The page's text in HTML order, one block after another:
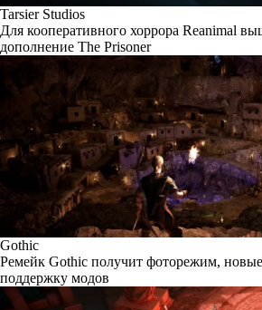
Tarsier Studios
Для кооперативного хоррора Reanimal
дополнение The Prisoner
Gothic
Ремейк Gothic получит фоторежим,
поддержку модов